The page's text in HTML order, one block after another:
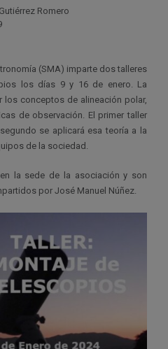
Romero
(SMA) imparte dos talleres
los días 9 y 16 de enero. La
los conceptos de alineación polar,
de observación. El primer taller
se aplicará esa teoría a la
de la sociedad.
la sede de la asociación y son
por José Manuel Núñez.